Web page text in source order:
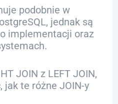
podobnie w
jednak są
implementacji oraz
JOIN z LEFT JOIN,
jak te różne JOIN-y